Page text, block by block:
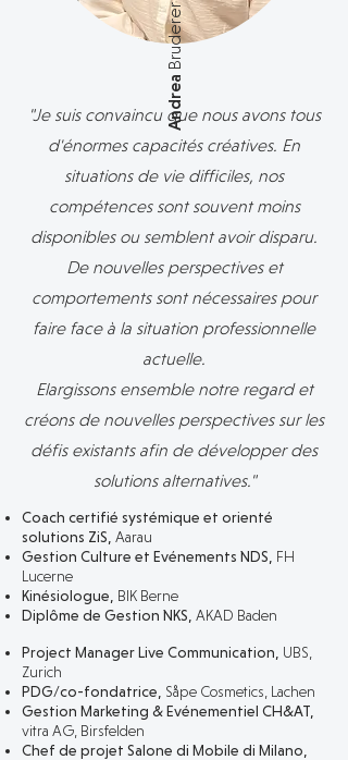
Andrea
Bruderer
"Je suis convaincu que nous avons tous
d'énormes capacités créatives. En
situations de vie difficiles, nos
compétences sont souvent moins
disponibles ou semblent avoir disparu.
De nouvelles perspectives et
comportements sont nécessaires pour
faire face à la situation professionnelle
actuelle.
Elargissons ensemble notre regard et
créons de nouvelles perspectives sur les
défis existants afin de développer des
solutions alternatives."
Coach certifié systémique et orienté
solutions ZiS, Aarau
Gestion Culture et Evénements NDS, FH
Lucerne
Kinésiologue, BIK Berne
Diplôme de Gestion NKS, AKAD Baden
Project Manager Live Communication, UBS,
Zurich
PDG/co-fondatrice, Såpe Cosmetics, Lachen
Gestion Marketing & Evénementiel CH&AT,
vitra AG, Birsfelden
Chef de projet Salone di Mobile di Milano,